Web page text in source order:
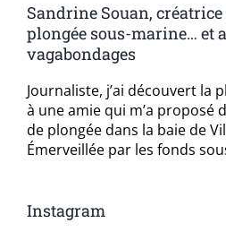
Sandrine Souan,
plongée sous-marine… et
vagabondages
Journaliste, j’ai découvert la
à une amie qui m’a proposé
de plongée dans la baie de
Émerveillée par les fonds
Instagram